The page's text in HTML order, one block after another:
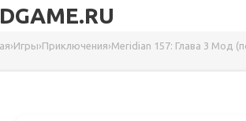
›Игры›Приключения›Meridian 157: Глава 3 Мод